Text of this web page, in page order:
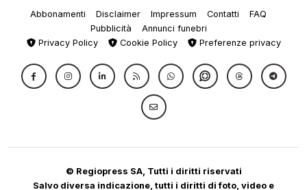
Abbonamenti Disclaimer Impressum Contatti
FAQ
Pubblicità
Annunci funebri
Privacy Policy
Cookie Policy Preferenze privacy
© Regiopress SA, Tutti i diritti riservati
Salvo diversa indicazione, tutti i diritti di foto, video e